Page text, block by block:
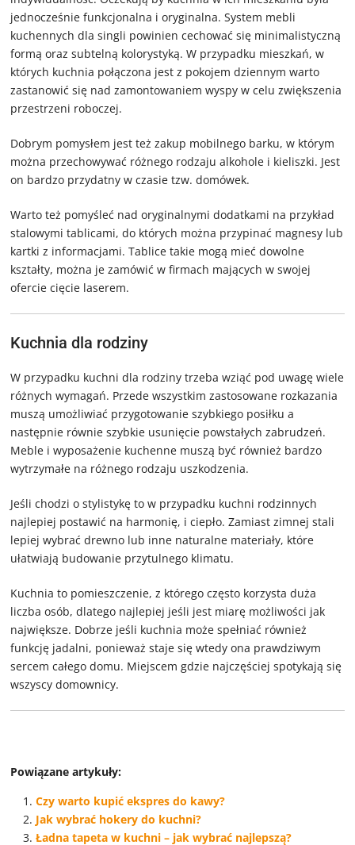
jednocześnie funkcjonalna i oryginalna. System mebli
kuchennych dla singli powinien cechować się minimalistyczną
formą oraz subtelną kolorystyką. W przypadku mieszkań, w
których kuchnia połączona jest z pokojem dziennym warto
zastanowić się nad zamontowaniem wyspy w celu zwiększenia
przestrzeni roboczej.
Dobrym pomysłem jest też zakup mobilnego barku, w którym
można przechowywać różnego rodzaju alkohole i kieliszki. Jest
on bardzo przydatny w czasie tzw. domówek.
Warto też pomyśleć nad oryginalnymi dodatkami na przykład
stalowymi tablicami, do których można przypinać magnesy lub
kartki z informacjami. Tablice takie mogą mieć dowolne
kształty, można je zamówić w firmach mających w swojej
ofercie cięcie laserem.
Kuchnia dla rodziny
W przypadku kuchni dla rodziny trzeba wziąć pod uwagę wiele
różnych wymagań. Przede wszystkim zastosowane rozkazania
muszą umożliwiać przygotowanie szybkiego posiłku a
następnie równie szybkie usunięcie powstałych zabrudzeń.
Meble i wyposażenie kuchenne muszą być również bardzo
wytrzymałe na różnego rodzaju uszkodzenia.
Jeśli chodzi o stylistykę to w przypadku kuchni rodzinnych
najlepiej postawić na harmonię, i ciepło. Zamiast zimnej stali
lepiej wybrać drewno lub inne naturalne materiały, które
ułatwiają budowanie przytulnego klimatu.
Kuchnia to pomieszczenie, z którego często korzysta duża
liczba osób, dlatego najlepiej jeśli jest miarę możliwości jak
największe. Dobrze jeśli kuchnia może spełniać również
funkcję jadalni, ponieważ staje się wtedy ona prawdziwym
sercem całego domu. Miejscem gdzie najczęściej spotykają się
wszyscy domownicy.
Powiązane artykuły:
Czy warto kupić ekspres do kawy?
Jak wybrać hokery do kuchni?
Ładna tapeta w kuchni – jak wybrać najlepszą?